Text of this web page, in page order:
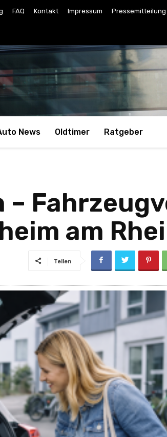
FAQ Kontakt Impressum
News Oldtimer Ratgeber
–
am
Teilen